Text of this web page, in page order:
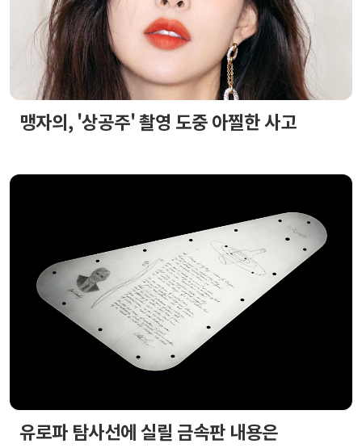
맹자의, '상공주' 촬영 도중 아찔한 사고
유로파 탐사선에 실릴 금속판 내용은